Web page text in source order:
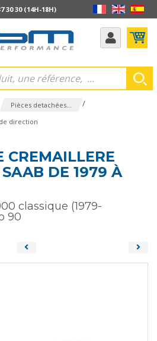
30 30 (14H-18H)
Pièces detachées... /
direction
CREMAILLERE
DE 1979 À
classique (1979-
90